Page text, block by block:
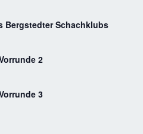
Bergstedter Schachklubs
2
3